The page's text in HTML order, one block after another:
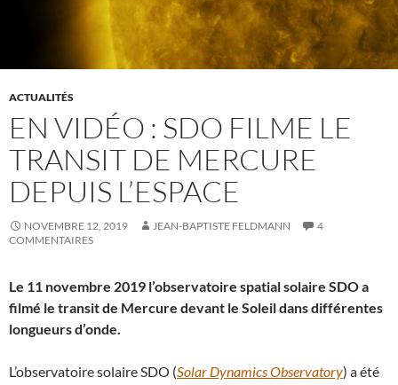
ACTUALITÉS
EN VIDÉO : SDO FILME LE
TRANSIT DE MERCURE
DEPUIS L’ESPACE
NOVEMBRE 12, 2019 JEAN-BAPTISTE FELDMANN
4
COMMENTAIRES
Le 11 novembre 2019 l’observatoire spatial solaire SDO a
filmé le transit de Mercure devant le Soleil dans différentes
longueurs d’onde.
L’observatoire solaire SDO (Solar Dynamics Observatory) a été